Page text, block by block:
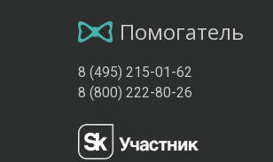
Помогатель
8 (495) 215-01-62
8 (800) 222-80-26